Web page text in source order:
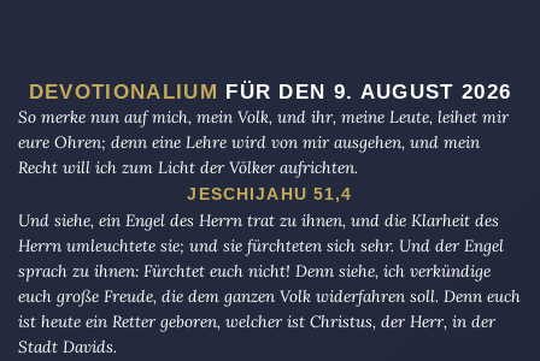
DEVOTIONALIUM FÜR DEN 9. AUGUST 2026
So merke nun auf mich, mein Volk, und ihr, meine Leute, leihet mir
eure Ohren; denn eine Lehre wird von mir ausgehen, und mein
Recht will ich zum Licht der Völker aufrichten.
JESCHIJAHU 51,4
Und siehe, ein Engel des Herrn trat zu ihnen, und die Klarheit des
Herrn umleuchtete sie; und sie fürchteten sich sehr. Und der Engel
sprach zu ihnen: Fürchtet euch nicht! Denn siehe, ich verkündige
euch große Freude, die dem ganzen Volk widerfahren soll. Denn euch
ist heute ein Retter geboren, welcher ist Christus, der Herr, in der
Stadt Davids.